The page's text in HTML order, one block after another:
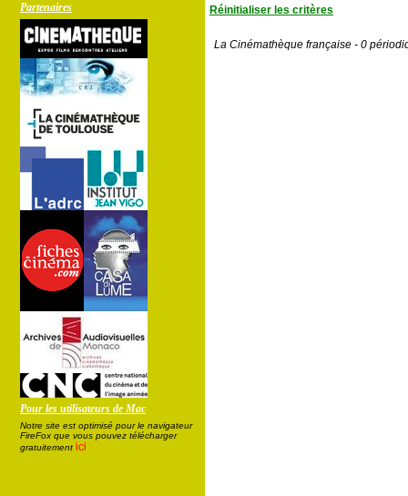
Partenaires
Pour les utilisateurs de Mac
Notre site est optimisé pour le navigateur
FireFox que vous pouvez télécharger
gratuitement ici
Réinitialiser les critères
La Cinémathèque française - 0